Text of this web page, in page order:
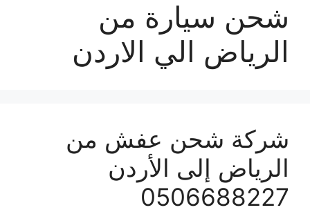
شحن سيارة من
الرياض الي الاردن
شركة شحن عفش من
الرياض إلى الأردن
0506688227